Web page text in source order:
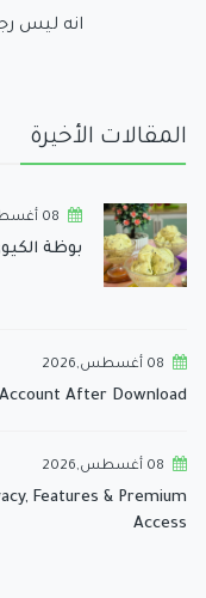
انه ليس
المقالات الأخيرة
08 أغسطس,2026
بوظة
08 أغسطس,2026
After Download
08 أغسطس,2026
Features & Premium
Access